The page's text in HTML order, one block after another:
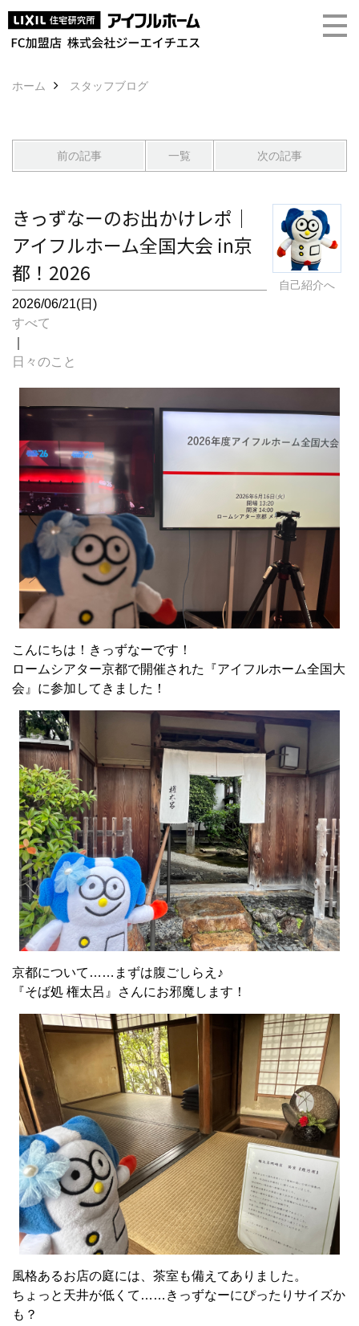
ホーム スタッフブログ
前の記事 一覧 次の記事
自己紹介へ
きっずなーのお出かけレポ｜
アイフルホーム全国大会 in京
都！2026
2026/06/21(日)
すべて
日々のこと
こんにちは！きっずなーです！
ロームシアター京都で開催された『アイフルホーム全国大
会』に参加してきました！
京都について……まずは腹ごしらえ♪
『そば処 権太呂』さんにお邪魔します！
風格あるお店の庭には、茶室も備えてありました。
ちょっと天井が低くて……きっずなーにぴったりサイズか
も？